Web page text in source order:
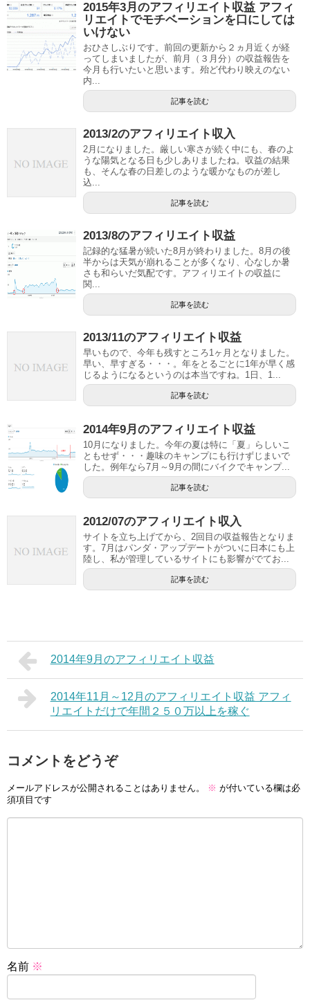
2015年3月のアフィリエイト収益 アフィ
リエイトでモチベーションを口にしては
いけない
おひさしぶりです。前回の更新から２ヵ月近くが経
ってしまいましたが、前月（３月分）の収益報告を
今月も行いたいと思います。殆ど代わり映えのない
内...
記事を読む
2013/2のアフィリエイト収入
2月になりました。厳しい寒さが続く中にも、春のよ
うな陽気となる日も少しありましたね。収益の結果
も、そんな春の日差しのような暖かなものが差し
込...
記事を読む
2013/8のアフィリエイト収益
記録的な猛暑が続いた8月が終わりました。8月の後
半からは天気が崩れることが多くなり、心なしか暑
さも和らいだ気配です。アフィリエイトの収益に
関...
記事を読む
2013/11のアフィリエイト収益
早いもので、今年も残すところ1ヶ月となりました。
早い、早すぎる・・・。年をとるごとに1年が早く感
じるようになるというのは本当ですね。1日、1...
記事を読む
2014年9月のアフィリエイト収益
10月になりました。今年の夏は特に「夏」らしいこ
ともせず・・・趣味のキャンプにも行けずじまいで
した。例年なら7月～9月の間にバイクでキャンプ...
記事を読む
2012/07のアフィリエイト収入
サイトを立ち上げてから、2回目の収益報告となりま
す。7月はパンダ・アップデートがついに日本にも上
陸し、私が管理しているサイトにも影響がでてお...
記事を読む
2014年9月のアフィリエイト収益
2014年11月～12月のアフィリエイト収益 アフィ
リエイトだけで年間２５０万以上を稼ぐ
コメントをどうぞ
メールアドレスが公開されることはありません。 ※ が付いている欄は必
須項目です
名前 ※